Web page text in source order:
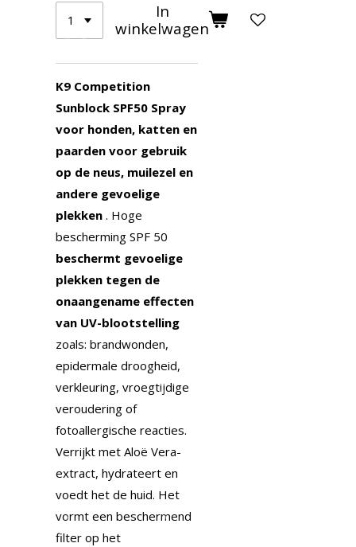
In
winkelwagen
K9 Competition
Sunblock SPF50 Spray
voor honden, katten en
paarden voor gebruik
op de neus, muilezel en
andere gevoelige
plekken . Hoge
bescherming SPF 50
beschermt gevoelige
plekken tegen de
onaangename effecten
van UV-blootstelling
zoals: brandwonden,
epidermale droogheid,
verkleuring, vroegtijdige
veroudering of
fotoallergische reacties.
Verrijkt met Aloë Vera-
extract, hydrateert en
voedt het de huid. Het
vormt een beschermend
filter op het